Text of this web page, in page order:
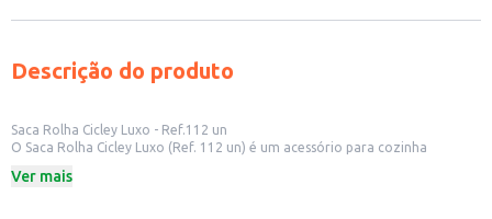
Descrição do produto
Saca Rolha Cicley Luxo - Ref.112 un
O Saca Rolha Cicley Luxo (Ref. 112 un) é um acessório para cozinha
doméstico, em bares, restaurantes e outros estabelecimentos comerciais,
Ver mais